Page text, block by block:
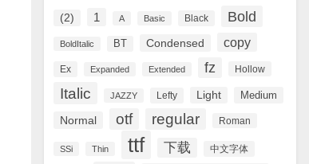
(2) 1 A Basic Black Bold
BoldItalic BT Condensed copy
Ex Expanded Extended fz Hollow
Italic JAZZY Lefty Light Medium
Normal otf regular Roman
SSi Thin ttf 下载 中文字体